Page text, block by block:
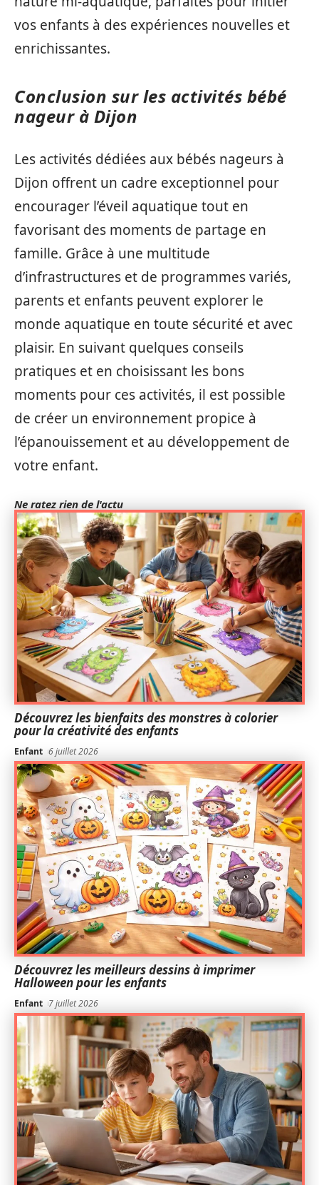
vos enfants à des expériences nouvelles et
enrichissantes.
Conclusion sur les activités bébé
nageur à Dijon
Les activités dédiées aux bébés nageurs à
Dijon offrent un cadre exceptionnel pour
encourager l’éveil aquatique tout en
favorisant des moments de partage en
famille. Grâce à une multitude
d’infrastructures et de programmes variés,
parents et enfants peuvent explorer le
monde aquatique en toute sécurité et avec
plaisir. En suivant quelques conseils
pratiques et en choisissant les bons
moments pour ces activités, il est possible
de créer un environnement propice à
l’épanouissement et au développement de
votre enfant.
Ne ratez rien de l'actu
Découvrez les bienfaits des monstres à colorier
pour la créativité des enfants
Enfant 6 juillet 2026
Découvrez les meilleurs dessins à imprimer
Halloween pour les enfants
Enfant 7 juillet 2026